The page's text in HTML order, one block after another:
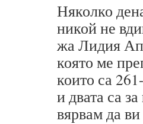
Няколко
никой не
жа Лидия
която ме
които са
и двата са
вярвам да